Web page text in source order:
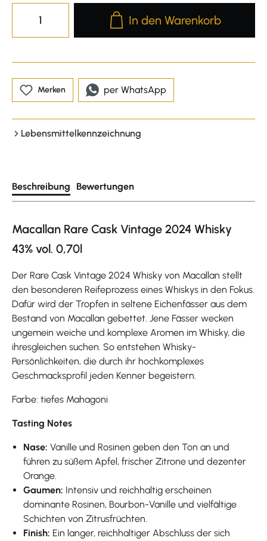
Produkt Anzahl: Gib den
In den Warenkorb
Merken per WhatsApp
Lebensmittelkennzeichnung
Beschreibung Bewertungen
Macallan Rare Cask Vintage 2024 Whisky
43% vol. 0,70l
Der Rare Cask Vintage 2024 Whisky von Macallan stellt
den besonderen Reifeprozess eines Whiskys in den Fokus.
Dafür wird der Tropfen in seltene Eichenfässer aus dem
Bestand von Macallan gebettet. Jene Fässer wecken
ungemein weiche und komplexe Aromen im Whisky, die
ihresgleichen suchen. So entstehen Whisky-
Persönlichkeiten, die durch ihr hochkomplexes
Geschmacksprofil jeden Kenner begeistern.
Farbe: tiefes Mahagoni
Tasting Notes
Nase: Vanille und Rosinen geben den Ton an und
führen zu süßem Apfel, frischer Zitrone und dezenter
Orange.
Gaumen: Intensiv und reichhaltig erscheinen
dominante Rosinen, Bourbon-Vanille und vielfältige
Schichten von Zitrusfrüchten.
Finish: Ein langer, reichhaltiger Abschluss der sich